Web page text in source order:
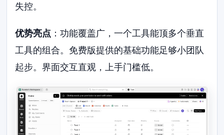
失控。
优势亮点 ：功能覆盖广，一个工具能顶多个垂直
工具的组合。免费版提供的基础功能足够小团队
起步。界面交互直观，上手门槛低。